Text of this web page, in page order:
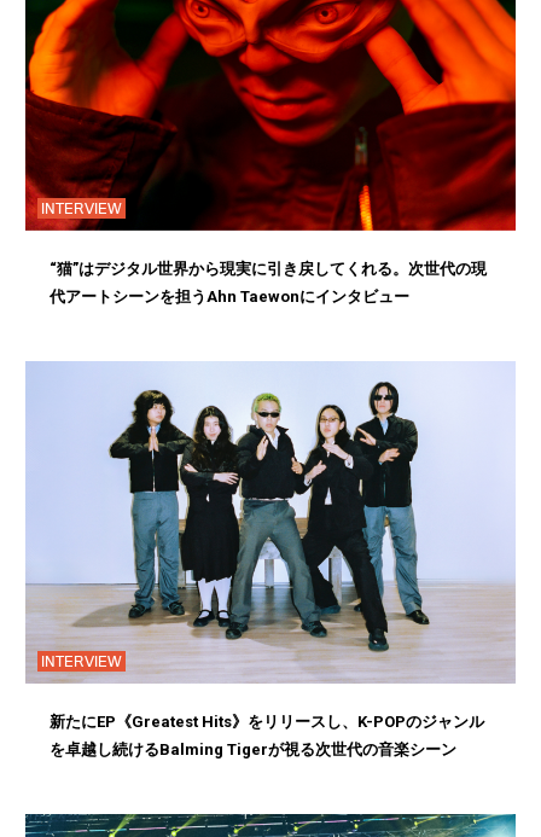
INTERVIEW
“猫”はデジタル世界から現実に引き戻してくれる。次世代の現
代アートシーンを担うAhn Taewonにインタビュー
INTERVIEW
新たにEP《Greatest Hits》をリリースし、K-POPのジャンル
を卓越し続けるBalming Tigerが視る次世代の音楽シーン